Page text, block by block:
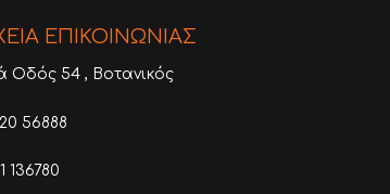
ΕΠΙΚΟΙΝΩΝΙΑΣ
Οδός 54 , Βοτανικός
56888
136780